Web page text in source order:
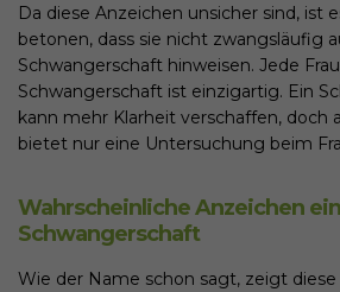
Da diese Anzeichen unsicher sind, ist
betonen, dass sie nicht zwangsläufig
Schwangerschaft hinweisen. Jede
Schwangerschaft ist einzigartig. Ein
kann mehr Klarheit verschaffen, doch
bietet nur eine Untersuchung beim
Wahrscheinliche Anzeichen
Schwangerschaft
Wie der Name schon sagt, zeigt